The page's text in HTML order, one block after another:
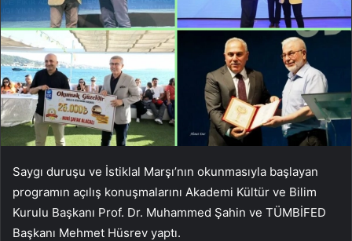
Saygı duruşu ve İstiklal Marşı’nın okunmasıyla başlayan
programın açılış konuşmalarını Akademi Kültür ve Bilim
Kurulu Başkanı Prof. Dr. Muhammed Şahin ve TÜMBİFED
Başkanı Mehmet Hüsrev yaptı.